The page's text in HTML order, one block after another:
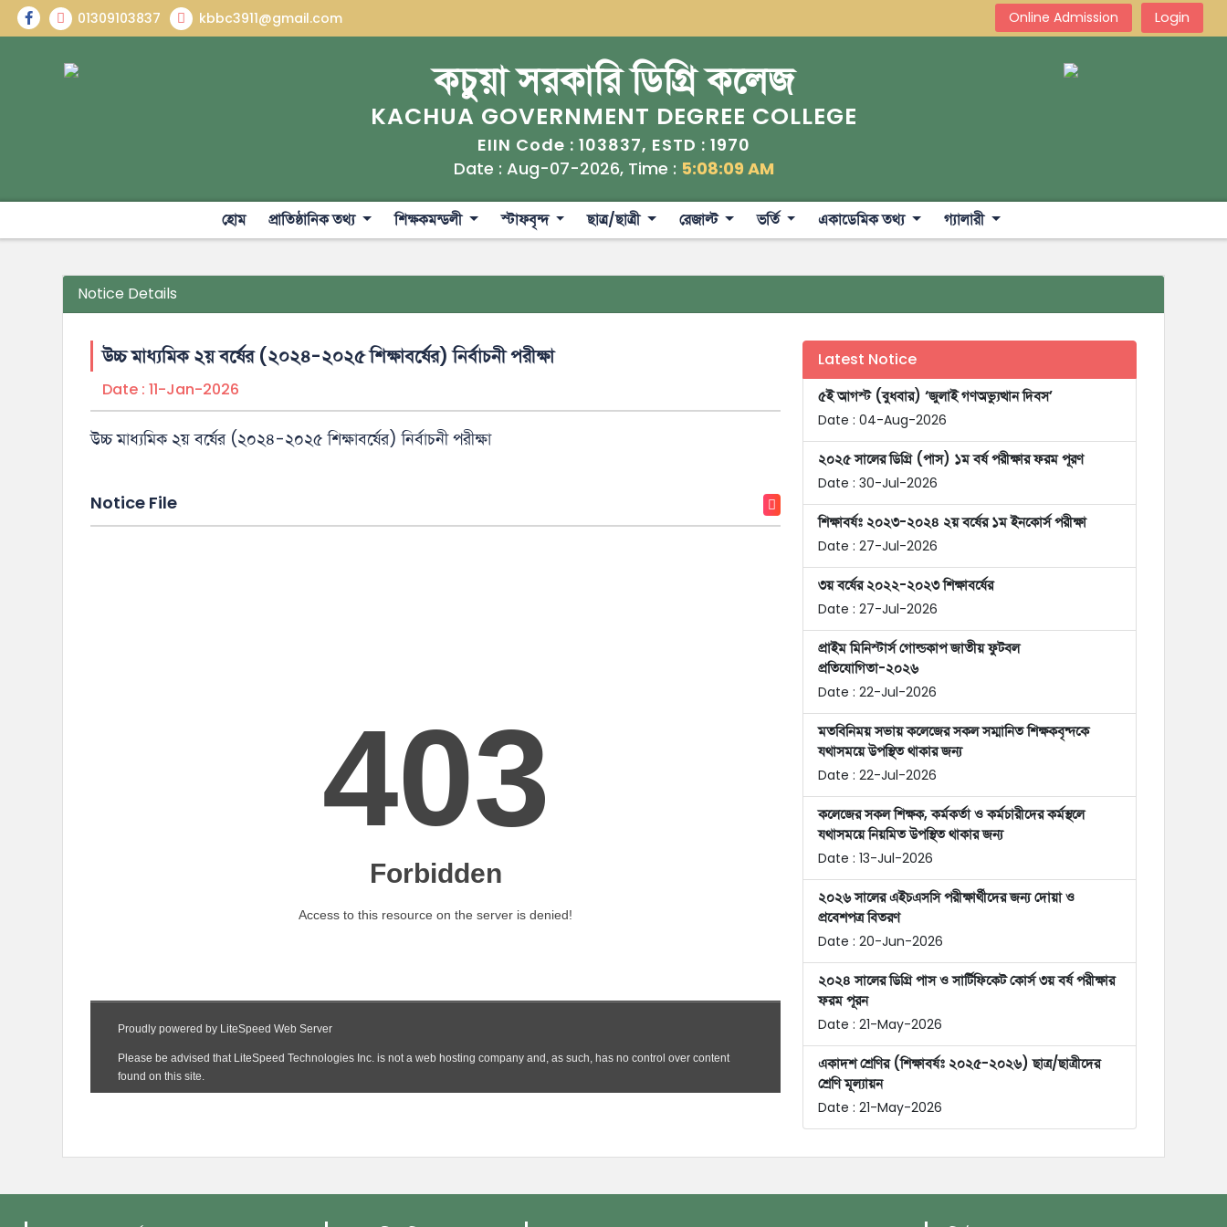
01309103837 kbbc3911@gmail.com Online Admission Login
কচুয়া সরকারি ডিগ্রি কলেজ
KACHUA GOVERNMENT DEGREE COLLEGE
EIIN Code : 103837, ESTD : 1970
Date : Aug-07-2026, Time : 5:08:10 AM
হোম প্রাতিষ্ঠানিক তথ্য শিক্ষকমন্ডলী স্টাফবৃন্দ ছাত্র/ছাত্রী রেজাল্ট ভর্তি একাডেমিক তথ্য গ্যালারী
Notice Details
উচ্চ মাধ্যমিক ২য় বর্ষের (২০২৪-২০২৫ শিক্ষাবর্ষের) নির্বাচনী পরীক্ষা
Date : 11-Jan-2026
উচ্চ মাধ্যমিক ২য় বর্ষের (২০২৪-২০২৫ শিক্ষাবর্ষের) নির্বাচনী পরীক্ষা
Notice File
Latest Notice
৫ই আগস্ট (বুধবার) ‘জুলাই গণঅভ্যুত্থান দিবস’
Date : 04-Aug-2026
২০২৫ সালের ডিগ্রি (পাস) ১ম বর্ষ পরীক্ষার ফরম পূরণ
Date : 30-Jul-2026
শিক্ষাবর্ষঃ ২০২৩-২০২৪ ২য় বর্ষের ১ম ইনকোর্স পরীক্ষা
Date : 27-Jul-2026
৩য় বর্ষের ২০২২-২০২৩ শিক্ষাবর্ষের
Date : 27-Jul-2026
প্রাইম মিনিস্টার্স গোল্ডকাপ জাতীয় ফুটবল
প্রতিযোগিতা-২০২৬
Date : 22-Jul-2026
মতবিনিময় সভায় কলেজের সকল সম্মানিত শিক্ষকবৃন্দকে
যথাসময়ে উপস্থিত থাকার জন্য
Date : 22-Jul-2026
কলেজের সকল শিক্ষক, কর্মকর্তা ও কর্মচারীদের কর্মস্থলে
যথাসময়ে নিয়মিত উপস্থিত থাকার জন্য
Date : 13-Jul-2026
২০২৬ সালের এইচএসসি পরীক্ষার্থীদের জন্য দোয়া ও
প্রবেশপত্র বিতরণ
Date : 20-Jun-2026
২০২৪ সালের ডিগ্রি পাস ও সার্টিফিকেট কোর্স ৩য় বর্ষ পরীক্ষার
ফরম পূরন
Date : 21-May-2026
একাদশ শ্রেণির (শিক্ষাবর্ষঃ ২০২৫-২০২৬) ছাত্র/ছাত্রীদের
শ্রেণি মূল্যায়ন
Date : 21-May-2026